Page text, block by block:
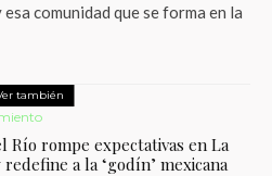
comunidad que se forma en la
también
Río rompe expectativas en La
redefine a la ‘godín’ mexicana